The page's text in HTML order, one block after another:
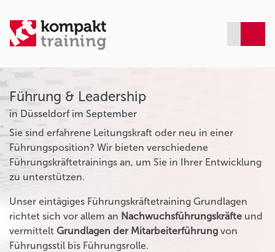
Führung & Leadership
in Düsseldorf im September
Sie sind erfahrene Leitungskraft oder neu in einer
Führungsposition? Wir bieten verschiedene
Führungskräftetrainings an, um Sie in Ihrer Entwicklung
zu unterstützen.
Unser eintägiges Führungskräftetraining Grundlagen
richtet sich vor allem an Nachwuchsführungskräfte und
vermittelt Grundlagen der Mitarbeiterführung von
Führungsstil bis Führungsrolle.